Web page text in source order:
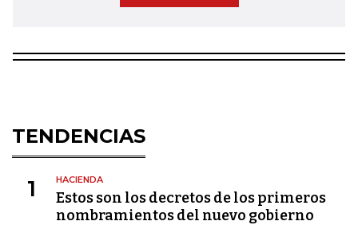
TENDENCIAS
1 HACIENDA
Estos son los decretos de los primeros
nombramientos del nuevo gobierno